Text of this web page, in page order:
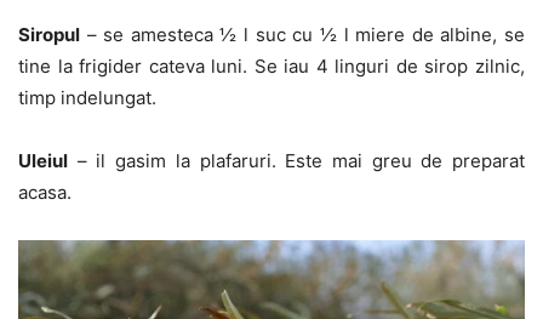
Siropul – se amesteca ½ l suc cu ½ l miere de albine, se
tine la frigider cateva luni. Se iau 4 linguri de sirop zilnic,
timp indelungat.
Uleiul – il gasim la plafaruri. Este mai greu de preparat
acasa.